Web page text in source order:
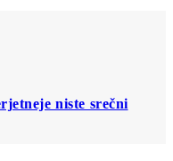
niste srečni